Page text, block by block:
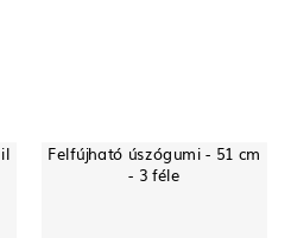
Felfújható úszógumi - 51 cm
- 3 féle